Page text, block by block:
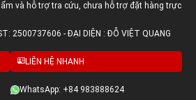
và hỗ trợ tra cứu, chưa hỗ trợ đặt hàng trực
2500737606 - ĐẠI DIỆN : ĐỖ VIỆT QUANG
LIÊN HỆ NHANH
WhatsApp: +84 983888624